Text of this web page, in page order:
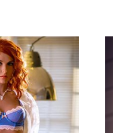
€598.00
a
€998.00
ha
più
varianti.
Le
opzioni
possono